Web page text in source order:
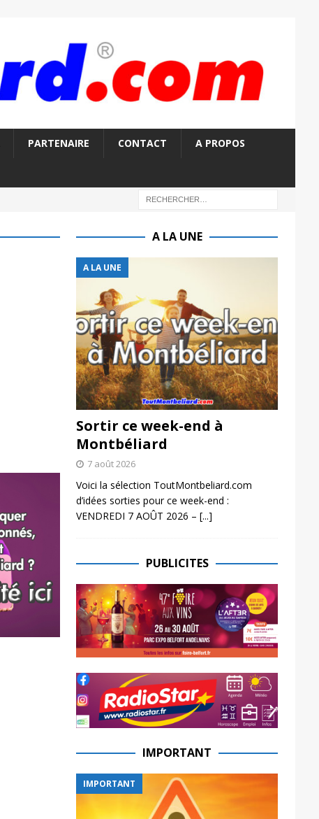
PARTENAIRE CONTACT A PROPOS
A LA UNE
A LA UNE
Sortir ce week-end à
Montbéliard
7 août 2026
Voici la sélection ToutMontbeliard.com
d’idées sorties pour ce week-end :
VENDREDI 7 AOÛT 2026 – [...]
PUBLICITES
IMPORTANT
IMPORTANT